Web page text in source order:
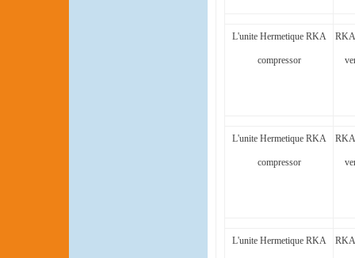
L'unite Hermetique RKA
compressor
L'unite Hermetique RKA
compressor
L'unite Hermetique RKA